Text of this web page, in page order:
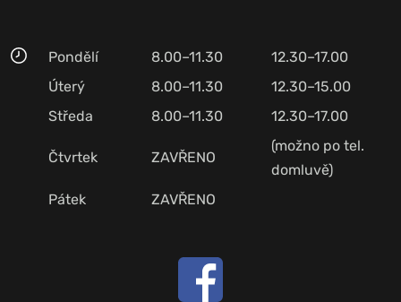
Pondělí 8.00–11.30
12.30–17.00
Úterý
8.00–11.30
12.30–15.00
Středa
8.00–11.30 12.30–17.00
Čtvrtek ZAVŘENO
(možno po tel.
domluvě)
Pátek
ZAVŘENO